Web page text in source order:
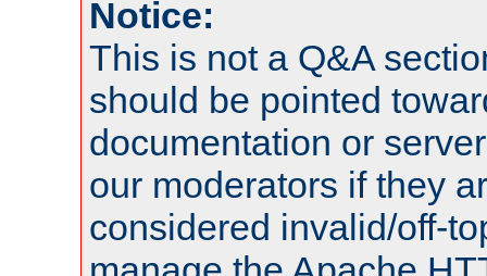
Notice:
This is not a Q&A
should be pointed
documentation or
our moderators if they
considered invalid/off-